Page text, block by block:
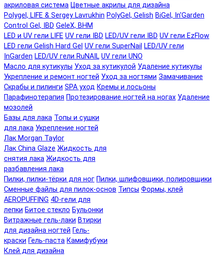
акриловая система Цветные акрилы для дизайна
Polygel, LIFE & Sergey Lavrukhin PolyGel, Gelish BiGel, In'Garden
Control Gel, IBD GeleX, BHM
LED и UV гели LIFE UV гели IBD LED/UV гели IBD UV гели EzFlow
LED гели Gelish Hard Gel UV гели SuperNail LED/UV гели
InGarden LED/UV гели RuNAIL UV гели UNO
Масло для кутикулы Уход за кутикулой Удаление кутикулы
Укрепление и ремонт ногтей Уход за ногтями Замачивание
Скрабы и пилинги SPA уход Кремы и лосьоны
Парафинотерапия Протезирование ногтей на ногах Удаление
мозолей
Базы для лака Топы и сушки
для лака Укрепление ногтей
Лак Morgan Taylor
Лак China Glaze Жидкость для
снятия лака Жидкость для
разбавления лака
Пилки, пилки-тёрки для ног Пилки, шлифовщики, полировщики
Сменные файлы для пилок-основ Типсы Формы, клей
AEROPUFFING 4D-гели для
лепки Битое стекло Бульонки
Витражные гель-лаки Втирки
для дизайна ногтей Гель-
краски Гель-паста Камифубуки
Клей для дизайна